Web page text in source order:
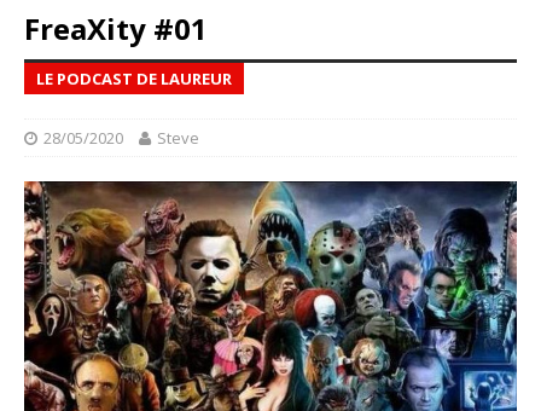
FreaXity #01
LE PODCAST DE LAUREUR
28/05/2020 Steve